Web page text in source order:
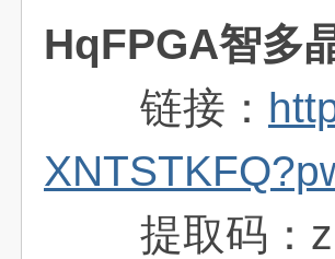
HqFPGA智多
链接：
提取码：